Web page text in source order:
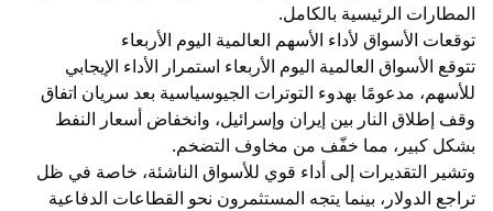
المطارات الرئيسية بالكامل.
توقعات الأسواق لأداء الأسهم العالمية اليوم الأربعاء
تتوقع الأسواق العالمية اليوم الأربعاء استمرار الأداء الإيجابي
للأسهم، مدعومًا بهدوء التوترات الجيوسياسية بعد سريان اتفاق
وقف إطلاق النار بين إيران وإسرائيل، وانخفاض أسعار النفط
بشكل كبير، مما خفّف من مخاوف التضخم.
وتشير التقديرات إلى أداء قوي للأسواق الناشئة، خاصة في ظل
تراجع الدولار، بينما يتجه المستثمرون نحو القطاعات الدفاعية